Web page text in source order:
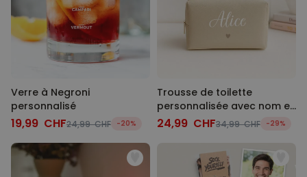
Verre à Negroni
personnalisé
19,99 CHF24,99 CHF -20%
Trousse de toilette
personnalisée avec nom et
picto
24,99 CHF34,99 CHF -29%